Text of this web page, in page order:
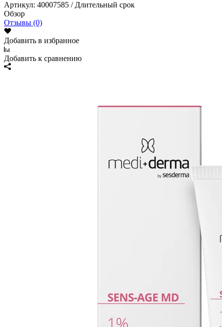
Артикул: 40007585 / Длительный срок
Обзор
Отзывы (0)
Добавить в избранное
Добавить к сравнению